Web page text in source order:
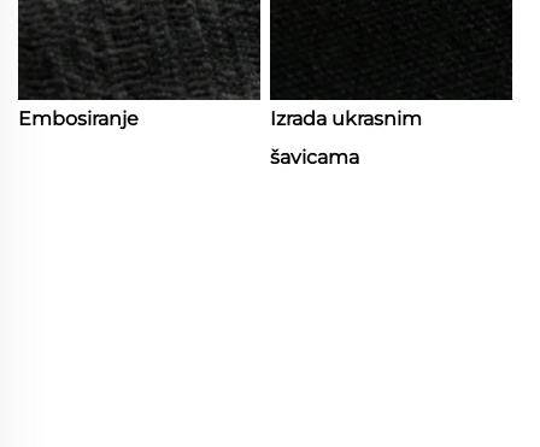
Embosiranje
Izrada ukrasnim
šavicama